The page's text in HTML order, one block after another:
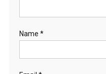
Name *